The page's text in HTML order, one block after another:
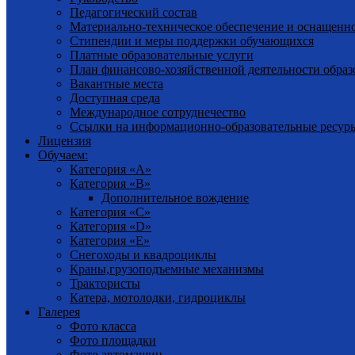
Педагогический состав
Материально-техническое обеспечение и
Стипендии и меры поддержки обучающихся
Платные образовательные услуги
План финансово-хозяйственной деятельности
Вакантные места
Доступная среда
Международное сотруднечество
Ссылки на информационно-образовательные
Лицензия
Обучаем:
Категория «А»
Категория «В»
Дополнительное вождение
Категория «С»
Категория «D»
Категория «Е»
Снегоходы и квадроциклы
Краны,грузоподъемные механизмы
Трактористы
Катера, мотолодки, гидроциклы
Галерея
Фото класса
Фото площадки